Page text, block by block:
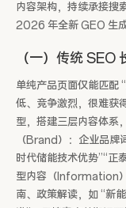
内容架构，持续承接搜
2026 年全新 GEO 生
（一）传统 SEO
单纯产品页面仅能匹配
低、竞争激烈，很难获
型，搭建三层内容体系
（Brand）：企业品牌
时代储能技术优势”“正
型内容（Information
南、政策解读，如 “新